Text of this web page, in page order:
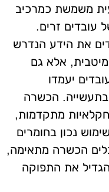
משמשת כמרכיב
עובדים זרים.
את הידע הנדרש
מיטבית, אלא גם
יעמדו
הכשרה
חקלאיות מתקדמות,
נכון בחומרים
הכשרה מתאימה,
את התפוקה